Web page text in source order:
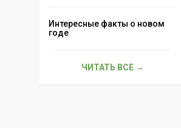
Интересные факты о новом
годе
ЧИТАТЬ ВСЕ →